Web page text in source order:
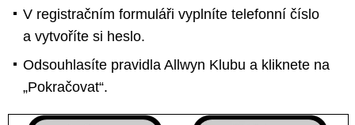
V registračním formuláři vyplníte telefonní číslo
a vytvoříte si heslo.
Odsouhlasíte pravidla Allwyn Klubu a kliknete na
„Pokračovat“.